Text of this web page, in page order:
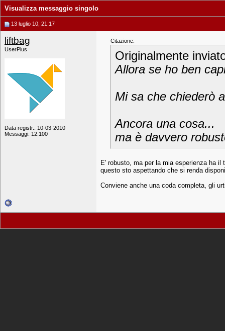
Visualizza messaggio singolo
13 luglio 10, 21:17
liftbag
UserPlus
Data registr.: 10-03-2010
Messaggi: 12.100
Citazione:
Originalmente
Allora se ho ben
Mi sa che chiederò
Ancora una cosa...
ma è davvero
E' robusto, ma per la mia esperienza ha
questo sto aspettando che si renda
Conviene anche una coda completa, gli